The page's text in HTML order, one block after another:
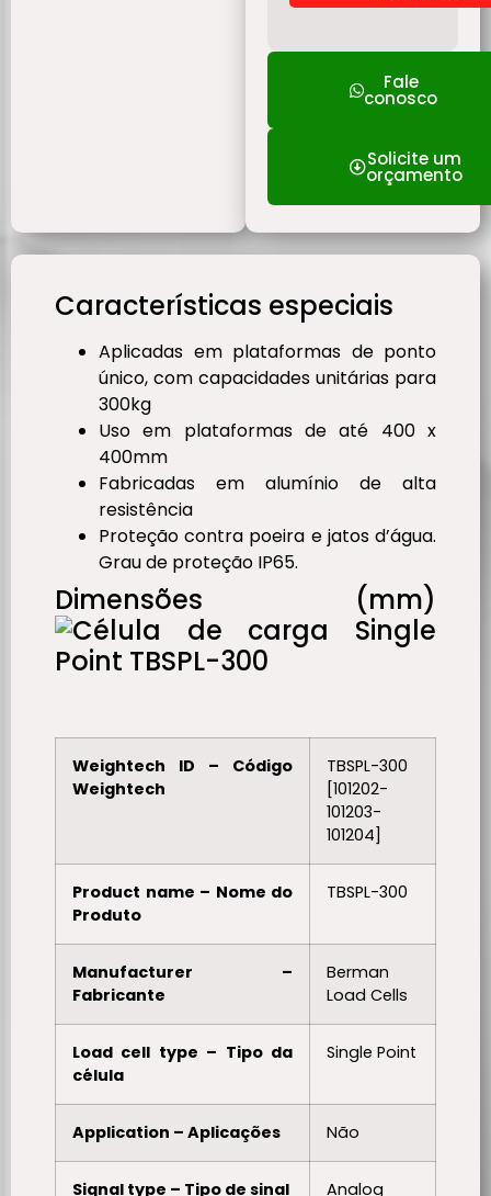
Fale
conosco
Solicite um
orçamento
Características especiais
Aplicadas em plataformas de ponto
único, com capacidades unitárias para
300kg
Uso em plataformas de até 400 x
400mm
Fabricadas em alumínio de alta
resistência
Proteção contra poeira e jatos d’água.
Grau de proteção IP65.
Dimensões (mm)
Weightech ID – Código
Weightech
TBSPL-300
[101202-
101203-
101204]
Product name – Nome do
Produto
TBSPL-300
Manufacturer –
Fabricante
Berman
Load Cells
Load cell type – Tipo da
célula
Single Point
Application – Aplicações Não
Signal type – Tipo de sinal Analog